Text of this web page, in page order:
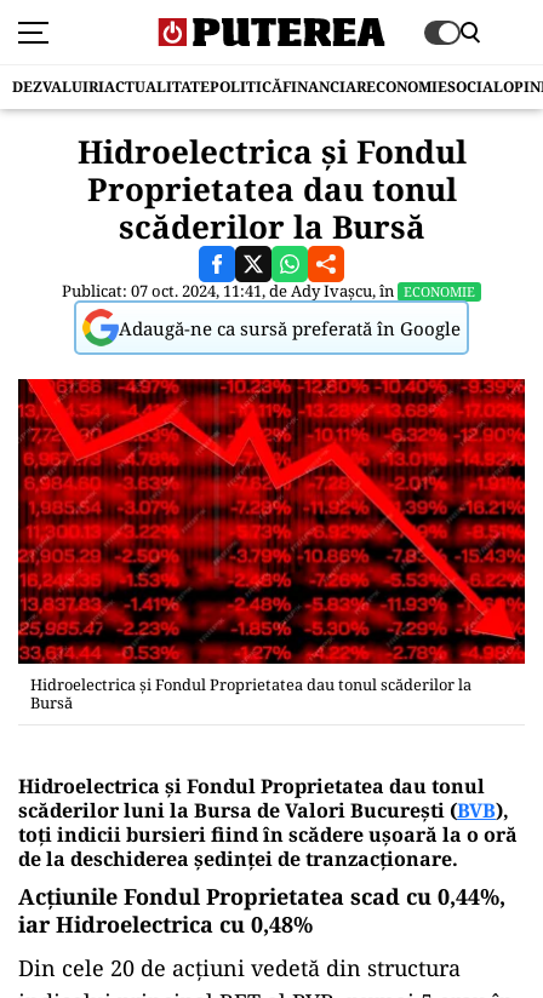
DEZVALUIRIACTUALITATEPOLITICĂFINANCIARECONOMIESOCIAL
Hidroelectrica şi Fondul
Proprietatea dau tonul
scăderilor la Bursă
Publicat: 07 oct. 2024, 11:41, deAdy Ivașcu, în ECONOMIE
Adaugă-ne ca sursă preferată în Google
Hidroelectrica şi Fondul Proprietatea dau tonul scăderilor la
Bursă
Hidroelectrica şi Fondul Proprietatea dau tonul
scăderilor luni la Bursa de Valori Bucureşti (BVB),
toţi indicii bursieri fiind în scădere uşoară la o oră
de la deschiderea şedinţei de tranzacţionare.
Acţiunile Fondul Proprietatea scad cu 0,44%,
iar Hidroelectrica cu 0,48%
Din cele 20 de acţiuni vedetă din structura